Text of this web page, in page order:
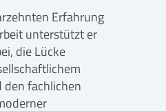
Erfahrung
unterstützt er
die Lücke
den fachlichen